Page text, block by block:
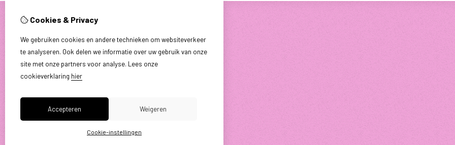
Cookies & Privacy
We gebruiken cookies en andere technieken om websiteverkeer
te analyseren. Ook delen we informatie over uw gebruik van onze
site met onze partners voor analyse. Lees onze
cookieverklaring hier
Accepteren Weigeren
Cookie-instellingen